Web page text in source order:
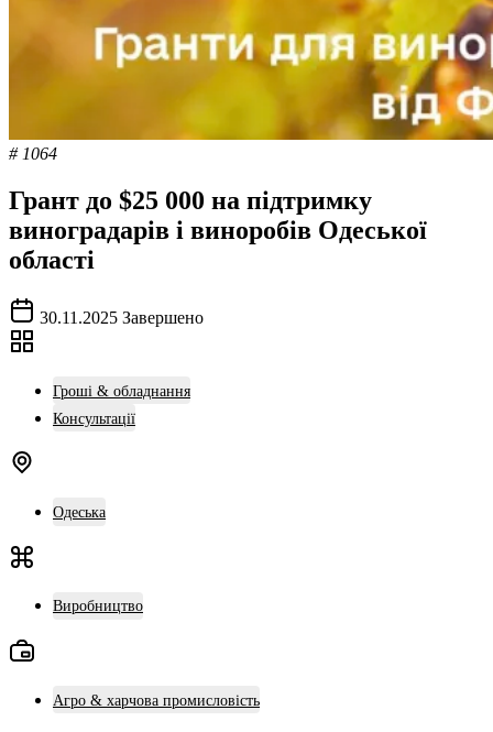
# 1064
Грант до $25 000 на підтримку
виноградарів і виноробів Одеської
області
30.11.2025 Завершено
Гроші & обладнання
Консультації
Одеська
Виробництво
Агро & харчова промисловість